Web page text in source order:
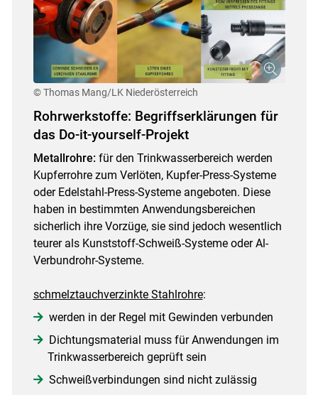
© Thomas Mang/LK Niederösterreich
Rohrwerkstoffe: Begriffserklärungen für
das Do-it-yourself-Projekt
Metallrohre: für den Trinkwasserbereich werden
Kupferrohre zum Verlöten, Kupfer-Press-Systeme
oder Edelstahl-Press-Systeme angeboten. Diese
haben in bestimmten Anwendungsbereichen
sicherlich ihre Vorzüge, sie sind jedoch wesentlich
teurer als Kunststoff-Schweiß-Systeme oder Al-
Verbundrohr-Systeme.
schmelztauchverzinkte Stahlrohre:
werden in der Regel mit Gewinden verbunden
Dichtungsmaterial muss für Anwendungen im
Trinkwasserbereich geprüft sein
Schweißverbindungen sind nicht zulässig